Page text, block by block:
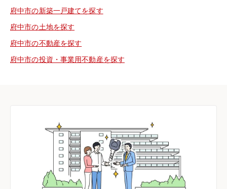
府中市の新築一戸建てを探す
府中市の土地を探す
府中市の不動産を探す
府中市の投資・事業用不動産を探す